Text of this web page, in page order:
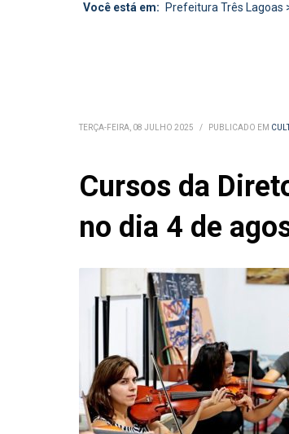
Você está em: Prefeitura Três Lagoas
TERÇA-FEIRA, 08 JULHO 2025 / PUBLICADO EM
Cursos da
no dia 4 de